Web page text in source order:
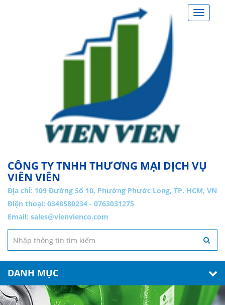
Toggle
CÔNG TY TNHH THƯƠNG MẠI DỊCH VỤ
VIÊN VIÊN
Địa chỉ: 109 Đường Số 10, Phường Phước Long, TP. HCM, VN
Điện thoại: 0348580234 - 0763031275
Email: sales@vienvienco.com
DANH MỤC